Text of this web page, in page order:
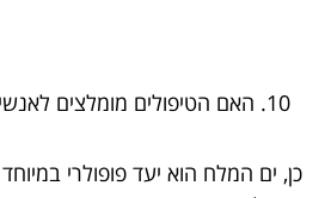
האם הטיפולים מומלצים
כן, ים המלח הוא יעד פופולרי